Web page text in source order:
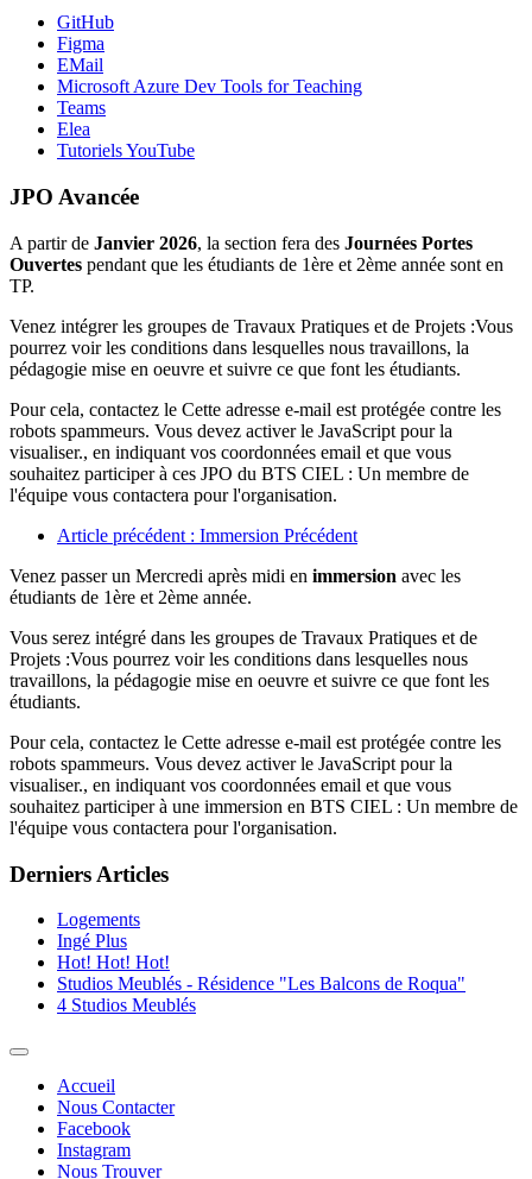
GitHub
Figma
EMail
Microsoft Azure Dev Tools for Teaching
Teams
Elea
Tutoriels YouTube
JPO Avancée
A partir de Janvier 2026, la section fera des Journées Portes
Ouvertes pendant que les étudiants de 1ère et 2ème année sont en
TP.
Venez intégrer les groupes de Travaux Pratiques et de Projets :Vous
pourrez voir les conditions dans lesquelles nous travaillons, la
pédagogie mise en oeuvre et suivre ce que font les étudiants.
Pour cela, contactez le Cette adresse e-mail est protégée contre les
robots spammeurs. Vous devez activer le JavaScript pour la
visualiser., en indiquant vos coordonnées email et que vous
souhaitez participer à ces JPO du BTS CIEL : Un membre de
l'équipe vous contactera pour l'organisation.
Article précédent : Immersion Précédent
Venez passer un Mercredi après midi en immersion avec les
étudiants de 1ère et 2ème année.
Vous serez intégré dans les groupes de Travaux Pratiques et de
Projets :Vous pourrez voir les conditions dans lesquelles nous
travaillons, la pédagogie mise en oeuvre et suivre ce que font les
étudiants.
Pour cela, contactez le Cette adresse e-mail est protégée contre les
robots spammeurs. Vous devez activer le JavaScript pour la
visualiser., en indiquant vos coordonnées email et que vous
souhaitez participer à une immersion en BTS CIEL : Un membre de
l'équipe vous contactera pour l'organisation.
Derniers Articles
Logements
Ingé Plus
Hot! Hot! Hot!
Studios Meublés - Résidence "Les Balcons de Roqua"
4 Studios Meublés
Accueil
Nous Contacter
Facebook
Instagram
Nous Trouver